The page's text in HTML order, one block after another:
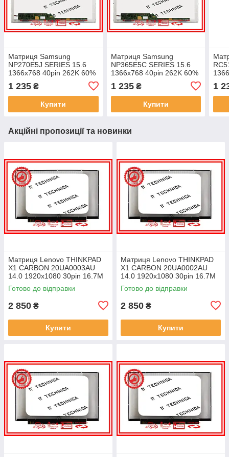
Матриця Samsung
NP270E5J SERIES 15.6
1366x768 40pin 262K 60%
ноутбука
1 235 ₴
Купити
Матриця Samsung
NP365E5C SERIES 15.6
1366x768 40pin 262K 60%
ноутбука
1 235₴
Купити
1
Акційні пропозиції та новинки
Матриця Lenovo THINKPAD
X1 CARBON 20UA0003AU
14.0 1920x1080 30pin 16.7M
45% NTSC 300 cd/m² для
ноутбука
Готово до відправки
2 850 ₴
Купити
Матриця Lenovo THINKPAD
X1 CARBON 20UA0002AU
14.0 1920x1080 30pin 16.7M
45% NTSC 300 cd/m² для
ноутбука
Готово до відправки
2 850 ₴
Купити